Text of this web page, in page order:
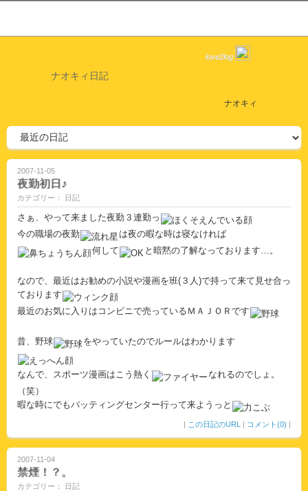
love2log
ナオキィ日記
ナオキィ
2007-11-05
夜勤初日♪
カテゴリー： 日記
さぁ、やって来ました夜勤３連勤っ
今の職場の夜勤
は夜の暇な時は寝なければ
何して
と暗黙の了解なっております…。
なので、最近はお勧めの小説や漫画を班(３人)で持って来て見せ合っ
ております
最近のお気に入りはコンビニで売っているＭＡＪＯＲです
昔、野球 をやっていたのでルールはわかります
なんで、スポーツ漫画はこう熱く
なれるのでしょ。
（笑）
暇な時にでもバッティングセンター行って来ようっと
| この日記のURL | コメント(0) |
2007-11-04
禁煙！？。
カテゴリー： 日記